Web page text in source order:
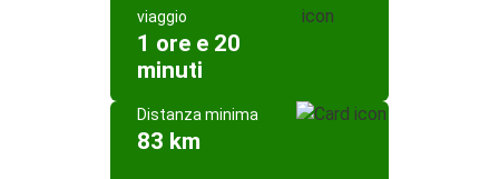
viaggio
1 ore e 20
minuti
Distanza minima
83 km